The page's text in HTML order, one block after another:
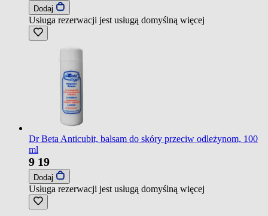
Dodaj
Usługa rezerwacji jest usługą domyślną więcej
Dr Beta Anticubit, balsam do skóry przeciw odleżynom, 100
ml
9 19
Dodaj
Usługa rezerwacji jest usługą domyślną więcej